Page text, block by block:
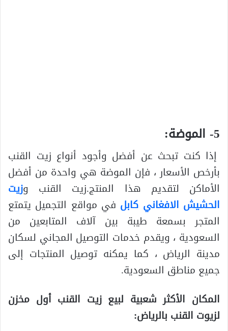
5- الموضة:
إذا كنت تبحث عن أفضل وأجود أنواع زيت القنب
بأرخص الأسعار ، فإن الموضة هي واحدة من أفضل
الأماكن لتقديم هذا المنتج.زيت القنب وزيت
الحشيش الافغاني كابل في مواقع التجميل يتمتع
المتجر بسمعة طيبة بين آلاف المتابعين من
السعودية ، ويقدم خدمات التوصيل المجاني لسكان
مدينة الرياض ، كما يمكنه توصيل المنتجات إلى
جميع مناطق السعودية.
المكان الأكثر شعبية لبيع زيت القنب أول مخزن
لزيوت القنب بالرياض: